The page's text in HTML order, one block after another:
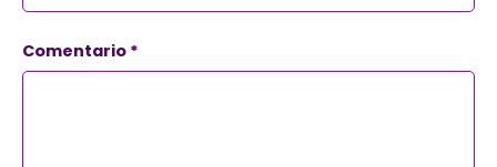
Comentario *